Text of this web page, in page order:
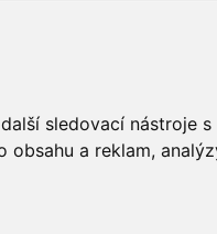
sledovací nástroje s
a reklam,
kalhotky